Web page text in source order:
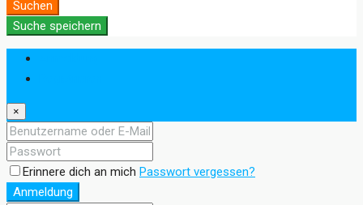
Suchen
Suche speichern
×
Erinnere dich an mich Passwort vergessen?
Anmeldung